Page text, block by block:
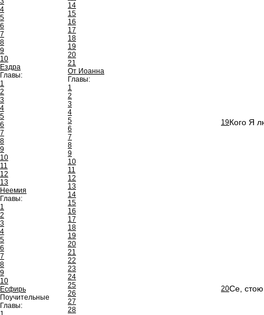
4
5
6
7
8
9
10
Ездра
Главы:
1
2
3
4
5
6
7
8
9
10
11
12
13
Неемия
Главы:
1
2
3
4
5
6
7
8
9
10
Есфирь
Поучительные
Главы:
14
15
16
17
18
19
20
21
От Иоанна
Главы:
1
2
3
4
5
6
7
8
9
10
11
12
13
14
15
16
17
18
19
20
21
22
23
24
25
26
27
28
19Кого Я
20Се, стою